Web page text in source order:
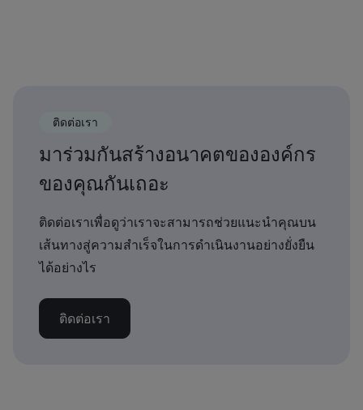
ติดต่อเรา
มาร่วมกันสร้างอนาคตขององค์กร
ของคุณกันเถอะ
ติดต่อเราเพื่อดูว่าเราจะสามารถช่วยแนะนำคุณบน
เส้นทางสู่ความสำเร็จในการดำเนินงานอย่างยั่งยืน
ได้อย่างไร
ติดต่อเรา